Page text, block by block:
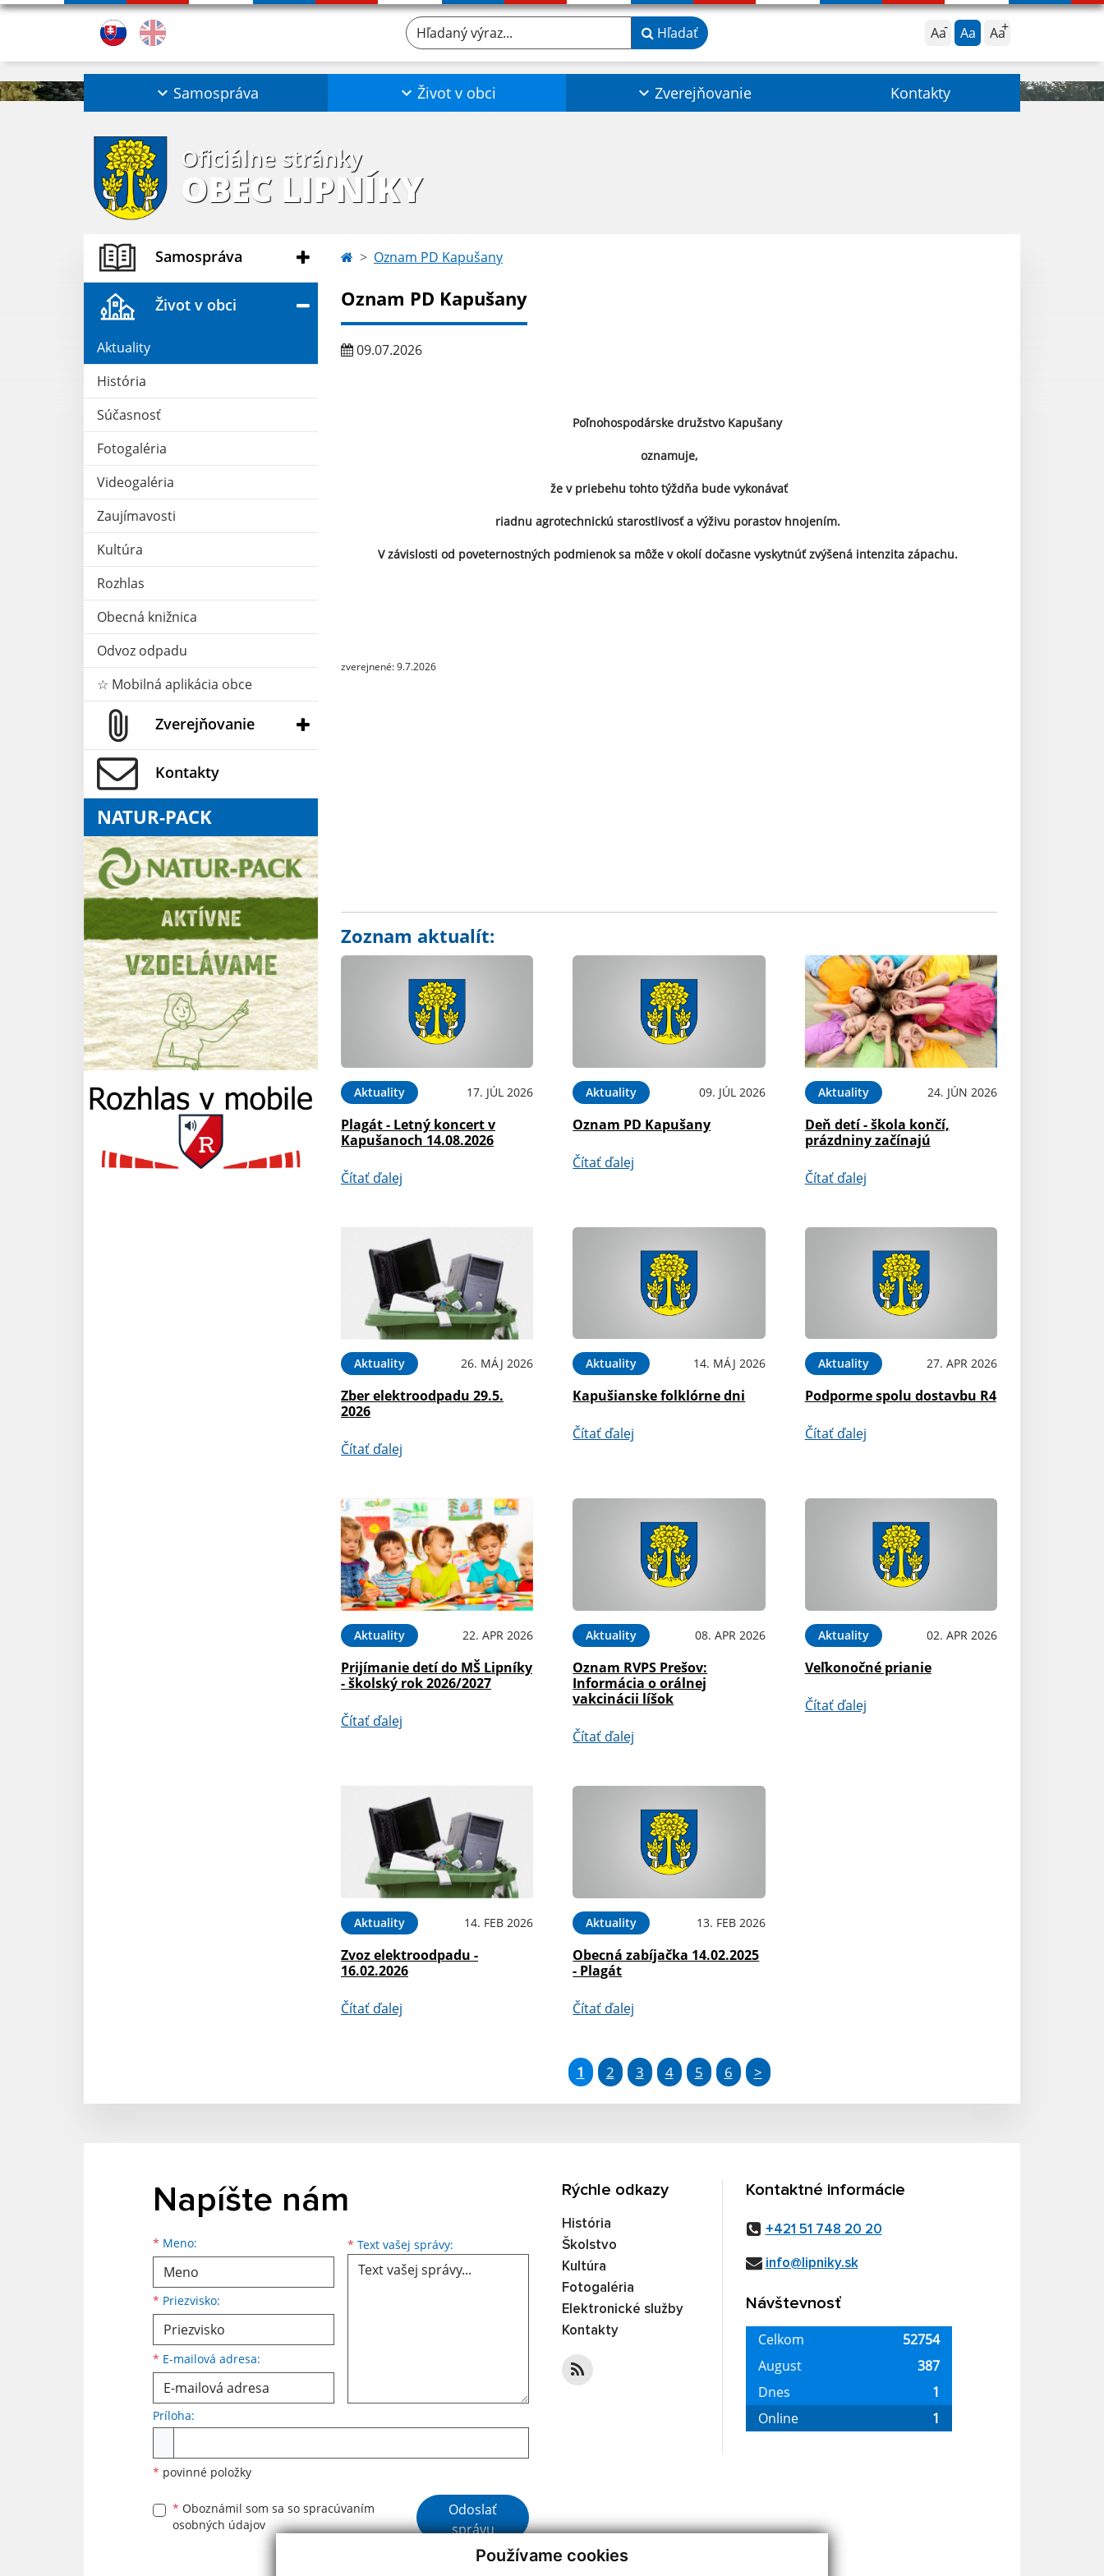
Používame cookies
Aa Aa Aa
Hľadaný výraz... Hľadať
Samospráva Život v obci Zverejňovanie Kontakty
Oficiálne stránky
OBEC LIPNÍKY
Samospráva
Život v obci
Aktuality
História
Súčasnosť
Fotogaléria
Videogaléria
Zaujímavosti
Kultúra
Rozhlas
Obecná knižnica
Odvoz odpadu
☆ Mobilná aplikácia obce
Zverejňovanie
Kontakty
NATUR-PACK
Oznam PD Kapušany
Oznam PD Kapušany
09.07.2026
Poľnohospodárske družstvo Kapušany
oznamuje,
že v priebehu tohto týždňa bude vykonávať
riadnu agrotechnickú starostlivosť a výživu porastov hnojením.
V závislosti od poveternostných podmienok sa môže v okolí dočasne vyskytnúť zvýšená intenzita zápachu.
zverejnené: 9.7.2026
Zoznam aktualít:
Aktuality 17. JÚL 2026
Plagát - Letný koncert v
Kapušanoch 14.08.2026
Čítať ďalej
Aktuality 09. JÚL 2026
Oznam PD Kapušany
Čítať ďalej
Aktuality 24. JÚN 2026
Deň detí - škola končí,
prázdniny začínajú
Čítať ďalej
Aktuality 26. MÁJ 2026
Zber elektroodpadu 29.5.
2026
Čítať ďalej
Aktuality 14. MÁJ 2026
Kapušianske folklórne dni
Čítať ďalej
Aktuality 27. APR 2026
Podporme spolu dostavbu R4
Čítať ďalej
Aktuality 22. APR 2026
Prijímanie detí do MŠ Lipníky
- školský rok 2026/2027
Čítať ďalej
Aktuality 08. APR 2026
Oznam RVPS Prešov:
Informácia o orálnej
vakcinácii líšok
Čítať ďalej
Aktuality 02. APR 2026
Veľkonočné prianie
Čítať ďalej
Aktuality 14. FEB 2026
Zvoz elektroodpadu -
16.02.2026
Čítať ďalej
Aktuality 13. FEB 2026
Obecná zabíjačka 14.02.2025
- Plagát
Čítať ďalej
1 2 3 4 5 6 >
Napíšte nám
* Meno:
Meno
* Priezvisko:
Priezvisko
* E-mailová adresa:
E-mailová adresa * Text vašej správy: Text vašej správy...
Príloha:
* povinné položky
* Oboznámil som sa so spracúvaním
osobných údajov
Google reCaptcha Response
Odoslať
správu
Rýchle odkazy
História
Školstvo
Kultúra
Fotogaléria
Elektronické služby
Kontakty
Kontaktné informácie
+421 51 748 20 20
info@lipniky.sk
Návštevnosť